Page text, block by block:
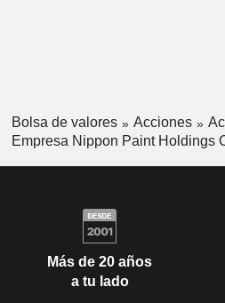
Bolsa de valores Acciones
Empresa Nippon Paint Holdings
Más de 20 años
a tu lado